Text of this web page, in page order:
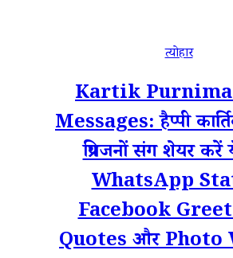
त्योहार
Kartik Purnima
Messages: हैप्पी
प्रियजनों संग शेयर करें
WhatsApp
Facebook
Quotes और Photo